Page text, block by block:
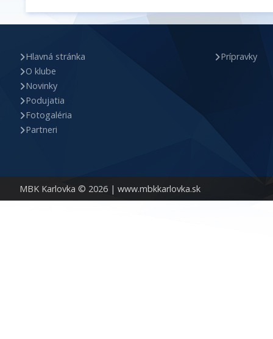
MBK Karlovka © 2026 | www.mbkkarlovka.sk
Hlavná stránka
O klube
Novinky
Podujatia
Fotogaléria
Partneri
Prípravky